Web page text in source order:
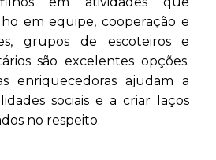
em equipe, cooperação e
grupos de escoteiros e
são excelentes opções.
enriquecedoras ajudam a
sociais e a criar laços
no respeito.